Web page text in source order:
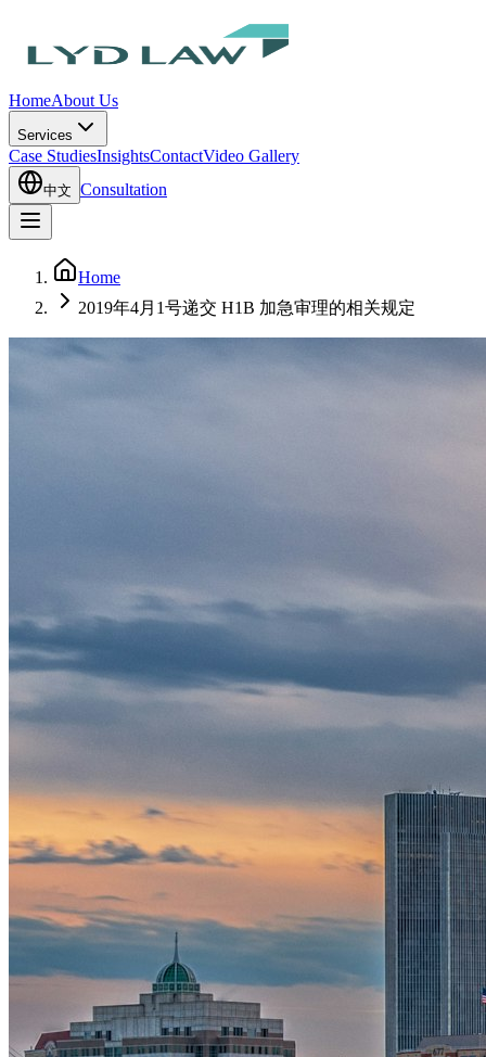
HomeAbout Us
Services
Case StudiesInsightsContactVideo Gallery
中文 Consultation
Home
2019年4月1号递交 H1B 加急审理的相关规定